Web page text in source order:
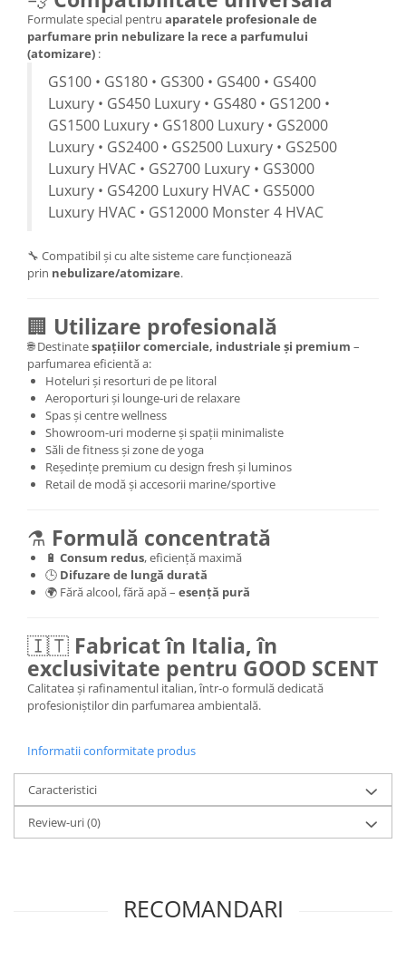
Formulate special pentru aparatele profesionale de
parfumare prin nebulizare la rece a parfumului
(atomizare) :
GS100 • GS180 • GS300 • GS400 • GS400
Luxury • GS450 Luxury • GS480 • GS1200 •
GS1500 Luxury • GS1800 Luxury • GS2000
Luxury • GS2400 • GS2500 Luxury • GS2500
Luxury HVAC • GS2700 Luxury • GS3000
Luxury • GS4200 Luxury HVAC • GS5000
Luxury HVAC • GS12000 Monster 4 HVAC
🔧 Compatibil și cu alte sisteme care funcționează
prin nebulizare/atomizare.
🏢 Utilizare profesională
🌐 Destinatespațiilor comerciale, industriale și premium –
parfumarea eficientă a:
Hoteluri și resorturi de pe litoral
Aeroporturi și lounge-uri de relaxare
Spas și centre wellness
Showroom-uri moderne și spații minimaliste
Săli de fitness și zone de yoga
Reședințe premium cu design fresh și luminos
Retail de modă și accesorii marine/sportive
⚗️ Formulă concentrată
🔋 Consum redus, eficiență maximă
🕒 Difuzare de lungă durată
🌍 Fără alcool, fără apă – esență pură
🇮🇹 Fabricat în Italia, în
exclusivitate pentru GOOD SCENT
Calitatea și rafinamentul italian, într-o formulă dedicată
profesioniștilor din parfumarea ambientală.
Informatii conformitate produs
Caracteristici
Review-uri(0)
RECOMANDARI